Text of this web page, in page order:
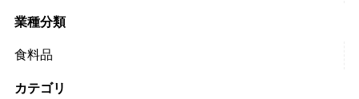
業種分類
食料品
カテゴリ